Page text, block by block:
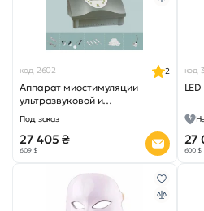
код 2602
Аппарат миостимуляции
ультразвуковой и
микротоковой подтяжки кожи
AS – C5
2
Под заказ
27 405 ₴
609 $
код
27
600 $